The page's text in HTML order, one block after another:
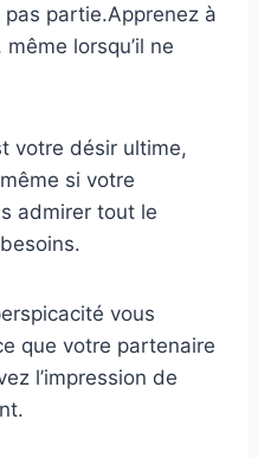
pas partie.Apprenez à
lorsqu’il ne
votre désir ultime,
si votre
admirer tout le
vous
que votre partenaire
l’impression de